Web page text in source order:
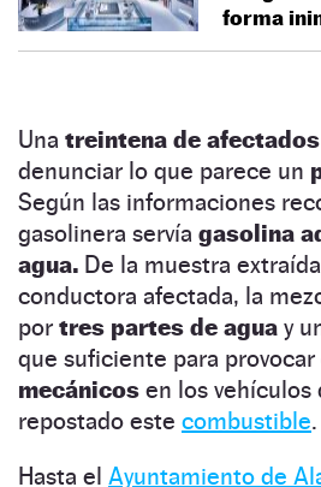
forma
Una treintena de afectados
denunciar lo que parece un
Según las informaciones
gasolinera servía gasolina
agua. De la muestra
conductora afectada, la
por tres partes de agua y
que suficiente para provocar
mecánicos en los vehículos
repostado este combustible.
Hasta el Ayuntamiento de